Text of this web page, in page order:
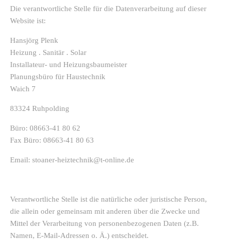
Die verantwortliche Stelle für die Datenverarbeitung auf dieser
Website ist:
Hansjörg Plenk
Heizung . Sanitär . Solar
Installateur- und Heizungsbaumeister
Planungsbüro für Haustechnik
Waich 7
83324 Ruhpolding
Büro: 08663-41 80 62
Fax Büro: 08663-41 80 63
Email: stoaner-heiztechnik@t-online.de
Verantwortliche Stelle ist die natürliche oder juristische Person,
die allein oder gemeinsam mit anderen über die Zwecke und
Mittel der Verarbeitung von personenbezogenen Daten (z.B.
Namen, E-Mail-Adressen o. Ä.) entscheidet.